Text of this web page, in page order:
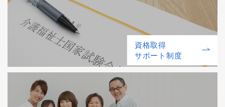
資格取得
サポート制度